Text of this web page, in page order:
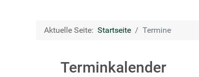
Aktuelle Seite: Startseite Termine
Terminkalender